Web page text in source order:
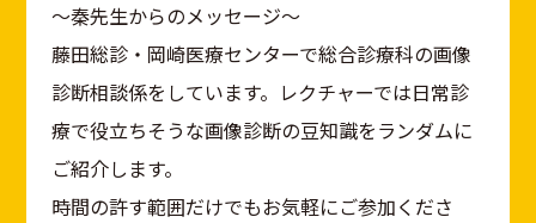
〜秦先生からのメッセージ〜
藤田総診・岡崎医療センターで総合診療科の画像
診断相談係をしています。レクチャーでは日常診
療で役立ちそうな画像診断の豆知識をランダムに
ご紹介します。
時間の許す範囲だけでもお気軽にご参加くださ